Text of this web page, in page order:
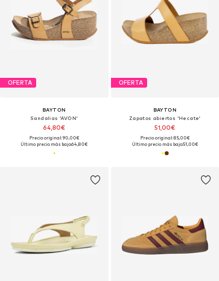
OFERTA
BAYTON
Sandalias 'AVON'
64,80€
Precio original: 90,00€
Último precio más bajo:64,80€
OFERTA
BAYTON
Zapatos abiertos 'Hecate'
51,00€
Precio original: 85,00€
Último precio más bajo:51,00€